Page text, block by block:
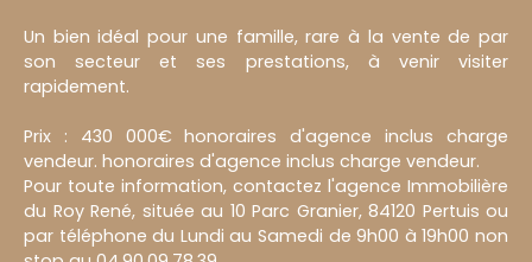
Un bien idéal pour une famille, rare à la vente de par
son secteur et ses prestations, à venir visiter
rapidement.
Prix : 430 000€ honoraires d'agence inclus charge
vendeur. honoraires d'agence inclus charge vendeur.
Pour toute information, contactez l'agence Immobilière
du Roy René, située au 10 Parc Granier, 84120 Pertuis ou
par téléphone du Lundi au Samedi de 9h00 à 19h00 non